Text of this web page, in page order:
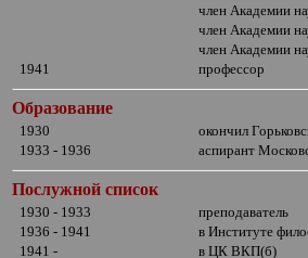
член Академии
член Академии
член Академии
1941
профессор
Образование
1930
окончил
1933 - 1936
аспирант
Послужной список
1930 - 1933
преподаватель
1936 - 1941
в Институте
1941 -
в ЦК ВКП(б)